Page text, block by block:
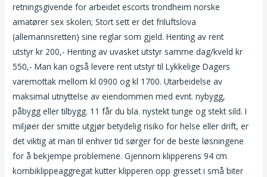
retningsgivende for arbeidet escorts trondheim norske
amatører sex skolen; Stort sett er det friluftslova
(allemannsretten) sine reglar som gjeld. Henting av rent
utstyr kr 200,- Henting av uvasket utstyr samme dag/kveld kr
550,- Man kan også levere rent utstyr til Lykkelige Dagers
varemottak mellom kl 0900 og kl 1700. Utarbeidelse av
maksimal utnyttelse av eiendommen med evnt. nybygg,
påbygg eller tilbygg. 11 får du bla. nystekt tunge og stekt sild. I
miljøer der smitte utgjør betydelig risiko for helse eller drift, er
det viktig at man til enhver tid sørger for de beste løsningene
for å bekjempe problemene. Gjennom klipperens 94 cm
kombiklippeaggregat kutter klipperen opp gresset i små biter